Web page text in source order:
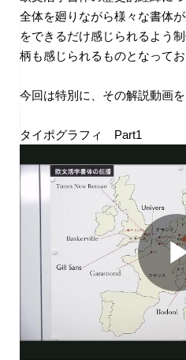
全体を廻りながら様々な書体
をできるだけ感じられるよう
柄も感じられるものとなって
今回は特別に、その解説動画を
タイポグラフィ Part1